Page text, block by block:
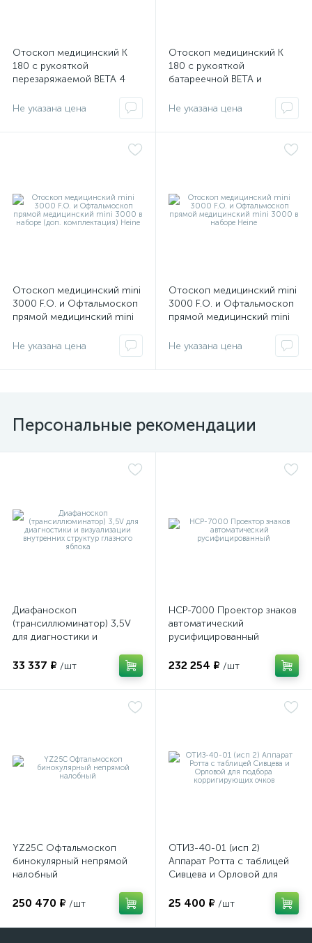
Отоскоп медицинский К
180 с рукояткой
перезаряжаемой BETA 4
прямой медицинский К 180
Не указана цена
Отоскоп медицинский К
180 с рукояткой
батареечной BETA и
медицинский К 180 в
Не указана цена
Отоскоп медицинский mini
3000 F.O. и Офтальмоскоп
прямой медицинский mini
комплектация) Heine
Не указана цена
Отоскоп медицинский mini
3000 F.O. и Офтальмоскоп
прямой медицинский mini
Не указана цена
Персональные рекомендации
Диафаноскоп
(трансиллюминатор) 3,5V
для диагностики и
структур глазного яблока
33 337 ₽ /шт
НСР-7000 Проектор знаков
автоматический
русифицированный
232 254 ₽ /шт
YZ25C Офтальмоскоп
бинокулярный непрямой
налобный
250 470 ₽ /шт
ОТИЗ-40-01 (исп 2)
Аппарат Ротта с таблицей
Сивцева и Орловой для
очков
25 400 ₽ /шт